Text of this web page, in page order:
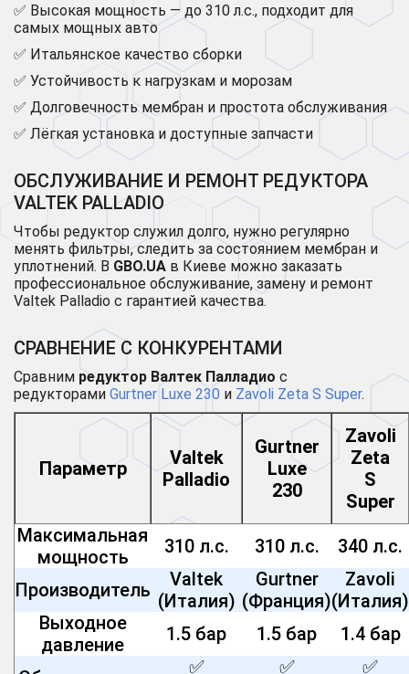
✅ Высокая мощность — до 310 л.с., подходит для
самых мощных авто
✅ Итальянское качество сборки
✅ Устойчивость к нагрузкам и морозам
✅ Долговечность мембран и простота обслуживания
✅ Лёгкая установка и доступные запчасти
ОБСЛУЖИВАНИЕ И РЕМОНТ РЕДУКТОРА
VALTEK PALLADIO
Чтобы редуктор служил долго, нужно регулярно
менять фильтры, следить за состоянием мембран и
уплотнений. В GBO.UA в Киеве можно заказать
профессиональное обслуживание, замену и ремонт
Valtek Palladio с гарантией качества.
СРАВНЕНИЕ С КОНКУРЕНТАМИ
Сравним редуктор Валтек Палладио с
редукторами Gurtner Luxe 230 и Zavoli Zeta S Super.
Параметр
Valtek
Palladio
Gurtner
Luxe
230
Zavoli
Zeta
S
Super
Максимальная
мощность
310 л.с. 310 л.с.
340 л.с.
Производитель
Valtek
(Италия)
Gurtner
(Франция)
Zavoli
(Италия)
Выходное
давление
1.5 бар 1.5 бар
1.4 бар
✅ ✅ ✅